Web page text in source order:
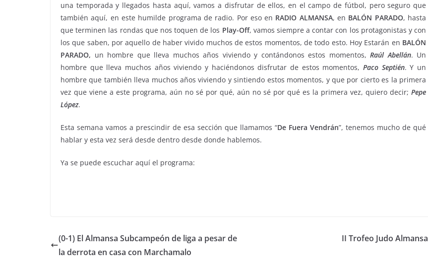
una temporada y llegados hasta aquí, vamos a disfrutar de ellos, en el campo de fútbol, pero seguro que
también aquí, en este humilde programa de radio. Por eso en RADIO ALMANSA, en BALÓN PARADO, hasta
que terminen las rondas que nos toquen de los Play-Off, vamos siempre a contar con los protagonistas y con
los que saben, por aquello de haber vivido muchos de estos momentos, de todo esto. Hoy Estarán en BALÓN
PARADO, un hombre que lleva muchos años viviendo y contándonos estos momentos, Raúl Abellán. Un
hombre que lleva muchos años viviendo y haciéndonos disfrutar de estos momentos, Paco Septién. Y un
hombre que también lleva muchos años viviendo y sintiendo estos momentos, y que por cierto es la primera
vez que viene a este programa, aún no sé por qué, aún no sé por qué es la primera vez, quiero decir; Pepe
López.
Esta semana vamos a prescindir de esa sección que llamamos “De Fuera Vendrán”, tenemos mucho de qué
hablar y esta vez será desde dentro desde donde hablemos.
Ya se puede escuchar aquí el programa:
(0-1) El Almansa Subcampeón de liga a pesar de
la derrota en casa con Marchamalo
II Trofeo Judo Almansa